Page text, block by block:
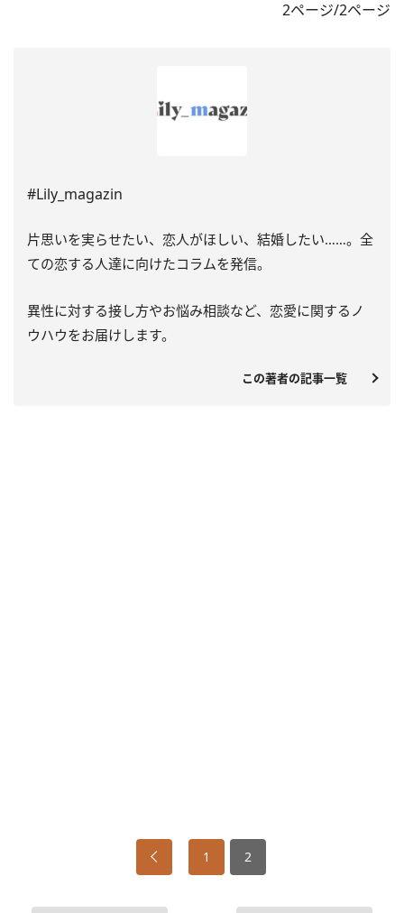
2ページ/2ページ
#Lily_magazin
片思いを実らせたい、恋人がほしい、結婚したい……。全
ての恋する人達に向けたコラムを発信。
異性に対する接し方やお悩み相談など、恋愛に関するノ
ウハウをお届けします。
この著者の記事一覧
1 2